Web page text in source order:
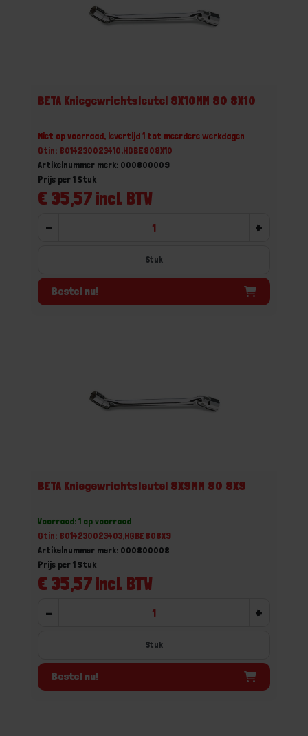
BETA Kniegewrichtsleutel 8X10MM 80 8X10
Niet op voorraad, levertijd 1 tot meerdere werkdagen
Gtin: 8014230023410,HGBE808X10
Artikelnummer merk: 000800009
€ 35,57 incl. BTW
Prijs per 1 Stuk
- +
Stuk
Bestel nu!
BETA Kniegewrichtsleutel 8X9MM 80 8X9
Voorraad: 1 op voorraad
Gtin: 8014230023403,HGBE808X9
Artikelnummer merk: 000800008
€ 35,57 incl. BTW
Prijs per 1 Stuk
- +
Stuk
Bestel nu!